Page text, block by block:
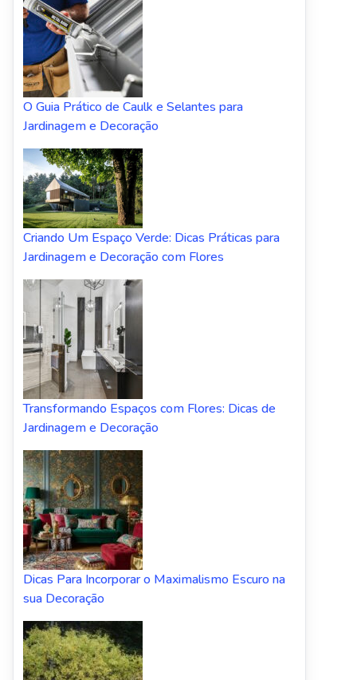
O Guia Prático de Caulk e Selantes para
Jardinagem e Decoração
Criando Um Espaço Verde: Dicas Práticas para
Jardinagem e Decoração com Flores
Transformando Espaços com Flores: Dicas de
Jardinagem e Decoração
Dicas Para Incorporar o Maximalismo Escuro na
sua Decoração